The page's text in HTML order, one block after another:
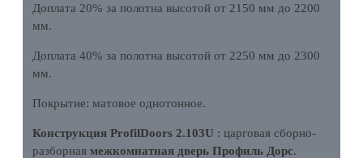
Доплата 20% за полотна высотой от 2150 мм до 2200
мм.
Доплата 40% за полотна высотой от 2250 мм до 2300
мм.
Покрытие: матовое однотонное.
Конструкция ProfilDoors 2.103U : царговая сборно-
разборная межкомнатная дверь Профиль Дорс.